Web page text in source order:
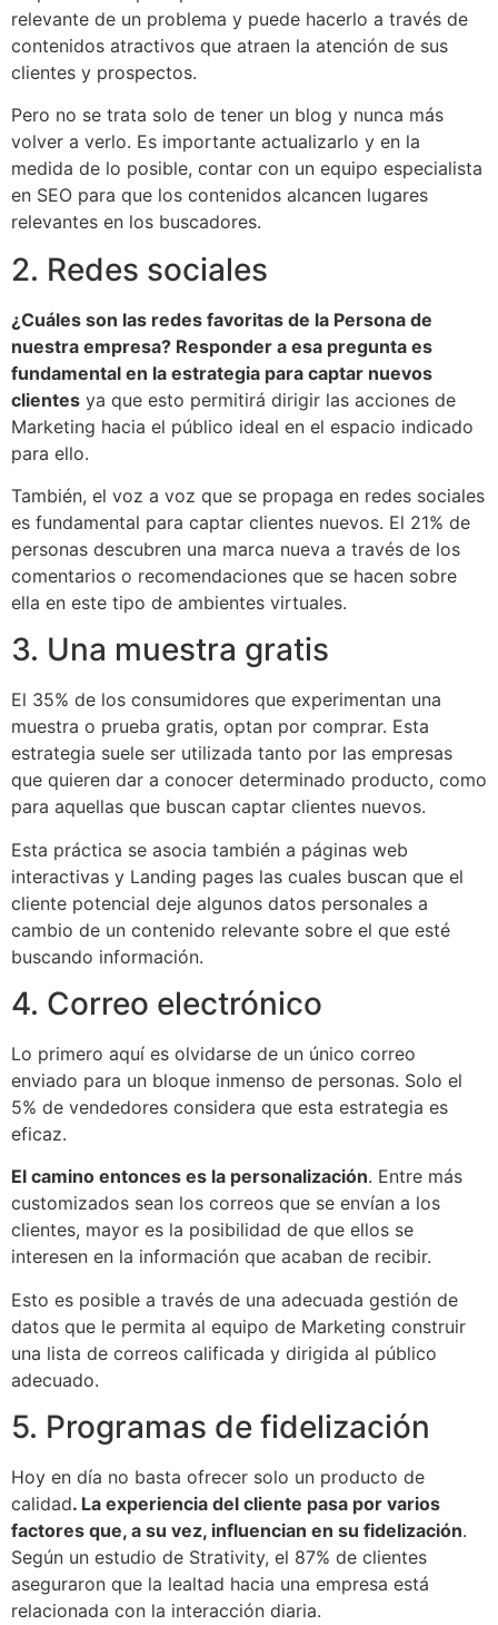
relevante de un problema y puede hacerlo a través de
contenidos atractivos que atraen la atención de sus
clientes y prospectos.
Pero no se trata solo de tener un blog y nunca más
volver a verlo. Es importante actualizarlo y en la
medida de lo posible, contar con un equipo especialista
en SEO para que los contenidos alcancen lugares
relevantes en los buscadores.
2. Redes sociales
¿Cuáles son las redes favoritas de la Persona de
nuestra empresa? Responder a esa pregunta es
fundamental en la estrategia para captar nuevos
clientes ya que esto permitirá dirigir las acciones de
Marketing hacia el público ideal en el espacio indicado
para ello.
También, el voz a voz que se propaga en redes sociales
es fundamental para captar clientes nuevos. El 21% de
personas descubren una marca nueva a través de los
comentarios o recomendaciones que se hacen sobre
ella en este tipo de ambientes virtuales.
3. Una muestra gratis
El 35% de los consumidores que experimentan una
muestra o prueba gratis, optan por comprar. Esta
estrategia suele ser utilizada tanto por las empresas
que quieren dar a conocer determinado producto, como
para aquellas que buscan captar clientes nuevos.
Esta práctica se asocia también a páginas web
interactivas y Landing pages las cuales buscan que el
cliente potencial deje algunos datos personales a
cambio de un contenido relevante sobre el que esté
buscando información.
4. Correo electrónico
Lo primero aquí es olvidarse de un único correo
enviado para un bloque inmenso de personas. Solo el
5% de vendedores considera que esta estrategia es
eficaz.
El camino entonces es la personalización. Entre más
customizados sean los correos que se envían a los
clientes, mayor es la posibilidad de que ellos se
interesen en la información que acaban de recibir.
Esto es posible a través de una adecuada gestión de
datos que le permita al equipo de Marketing construir
una lista de correos calificada y dirigida al público
adecuado.
5. Programas de fidelización
Hoy en día no basta ofrecer solo un producto de
calidad. La experiencia del cliente pasa por varios
factores que, a su vez, influencian en su fidelización.
Según un estudio de Strativity, el 87% de clientes
aseguraron que la lealtad hacia una empresa está
relacionada con la interacción diaria.